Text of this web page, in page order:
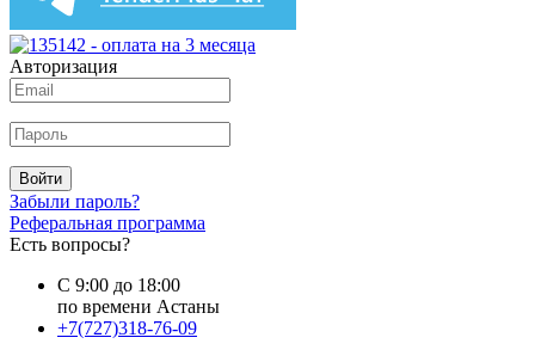
Авторизация
Войти
Забыли пароль?
Реферальная программа
Есть вопросы?
С 9:00 до 18:00
по времени Астаны
+7(727)318-76-09